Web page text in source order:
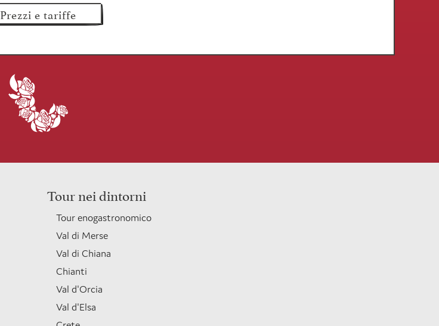
Prezzi e tariffe
Tour nei dintorni
Tour enogastronomico
Val di Merse
Val di Chiana
Chianti
Val d'Orcia
Val d'Elsa